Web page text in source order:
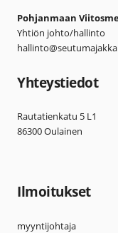
Pohjanmaan
Yhtiön johto/hallinto
Yhteystiedot
Rautatienkatu 5 L1
86300 Oulainen
Ilmoitukset
myyntijohtaja